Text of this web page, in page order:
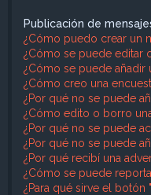
Publicación de
¿Cómo puedo crear un
¿Cómo se puede editar
¿Cómo se puede añadir
¿Cómo creo una
¿Por qué no se puede
¿Cómo edito o borro
¿Por qué no se puede
¿Por qué no se puede
¿Por qué recibí una
¿Cómo se puede
¿Para qué sirve el